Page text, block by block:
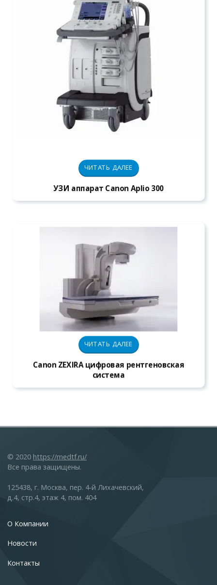
ЧИТАТЬ ДАЛЕЕ
УЗИ аппарат Canon Aplio 300
ЧИТАТЬ ДАЛЕЕ
Canon ZEXIRA цифровая рентгеновская
система
© 2020 https://medtf.ru/
Все права защищены.
125438, г. Москва, пер. 4-й Лихачевский,
д.4, стр.4, этаж 4, пом. 404
О Компании
Новости
Контакты